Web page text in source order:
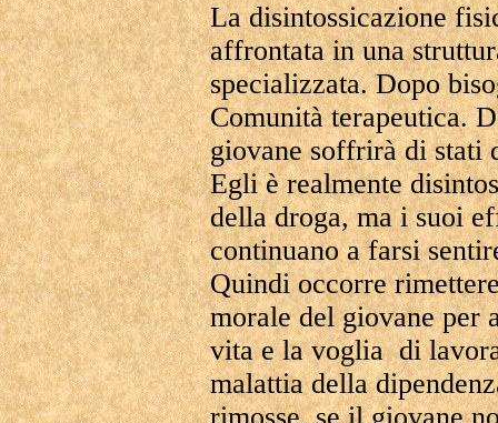
La disintossicazione
affrontata in una
specializzata. Dopo
Comunità terapeutica.
giovane soffrirà di stati
Egli è realmente
della droga, ma i suoi
continuano a farsi
Quindi occorre
morale del giovane per
vita e la voglia di
malattia della